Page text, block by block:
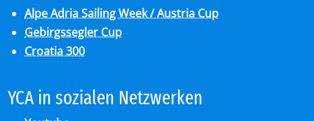
Alpe Adria Sailing Week / Austria Cup
Gebirgssegler Cup
Croatia 300
YCA in so­zia­len Netz­wer­ken